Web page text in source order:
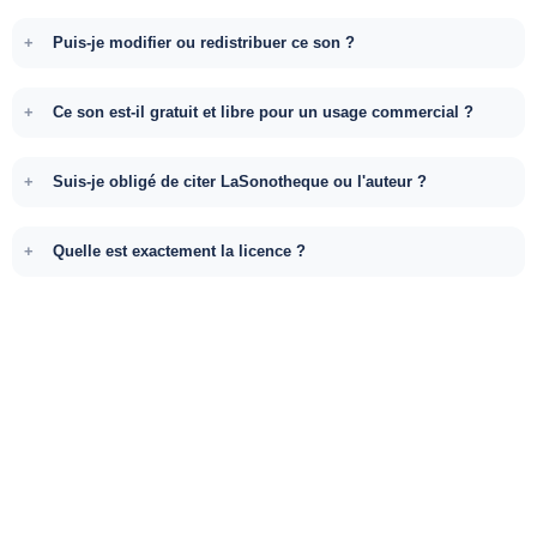
Puis-je modifier ou redistribuer ce son ?
Ce son est-il gratuit et libre pour un usage commercial ?
Suis-je obligé de citer LaSonotheque ou l'auteur ?
Quelle est exactement la licence ?